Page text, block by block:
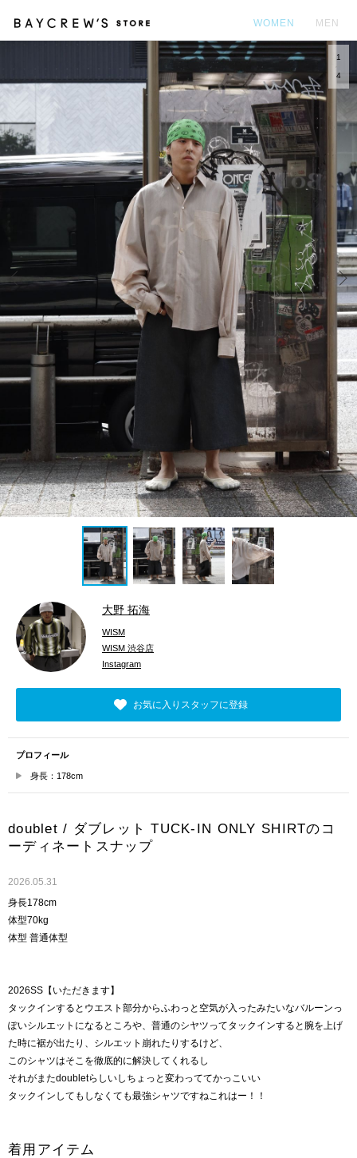
WOMEN MEN
1
4
大野 拓海
WISM
WISM 渋谷店
Instagram
お気に入りスタッフに登録
プロフィール
身長：178cm
doublet / ダブレット TUCK-IN ONLY SHIRTのコ
ーディネートスナップ
2026.05.31
身長178cm
体型70kg
体型 普通体型
2026SS【いただきます】
タックインするとウエスト部分からふわっと空気が入ったみたいなバルーンっ
ぽいシルエットになるところや、普通のシヤツってタックインすると腕を上げ
た時に裾が出たり、シルエット崩れたりするけど、
このシャツはそこを徹底的に解決してくれるし
それがまたdoubletらしいしちょっと変わっててかっこいい
タックインしてもしなくても最強シャツですねこれはー！！
着用アイテム